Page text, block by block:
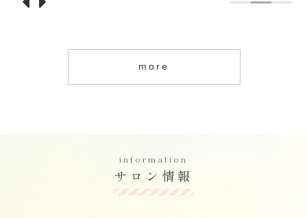
自分の存在について、自分がどんな人なのか
を優しく教えてくれる曲です。
泣いている感覚でもない、魂の雫が溢れ出て
自分の存在について、自分がどんな人なのか
を優しく教えてくれる曲です。
more
information
サロン情報